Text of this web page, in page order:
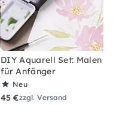
DIY Aquarell Set: Malen
für Anfänger
Neu
45 €zzgl. Versand